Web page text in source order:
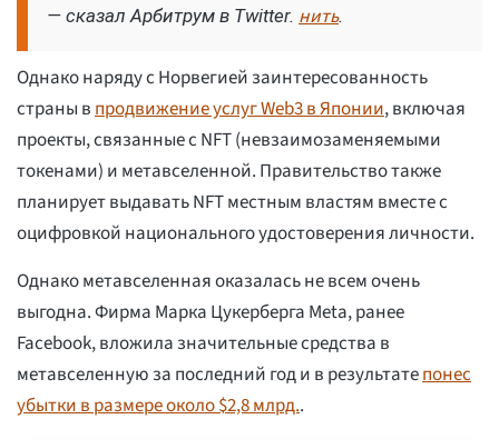
— сказал Арбитрум в Twitter. нить.
Однако наряду с Норвегией заинтересованность
страны впродвижение услуг Web3 в Японии, включая
проекты, связанные с NFT (невзаимозаменяемыми
токенами) и метавселенной. Правительство также
планирует выдавать NFT местным властям вместе с
оцифровкой национального удостоверения личности.
Однако метавселенная оказалась не всем очень
выгодна. Фирма Марка Цукерберга Meta, ранее
Facebook, вложила значительные средства в
метавселенную за последний год и в результатепонес
убытки в размере около $2,8 млрд..